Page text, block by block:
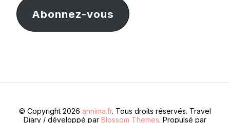
Abonnez-vous
© Copyright 2026 annima.fr. Tous droits réservés. Travel
Diary / développé par Blossom Themes. Propulsé par